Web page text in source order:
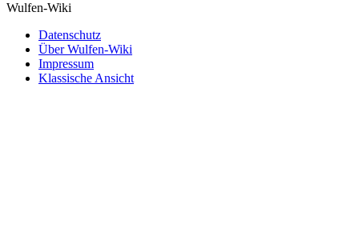
Wulfen-Wiki
Datenschutz
Über Wulfen-Wiki
Impressum
Klassische Ansicht